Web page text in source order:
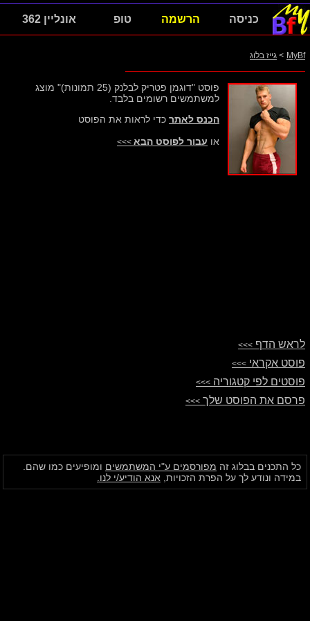
כניסה הרשמה טופ אונליין 362
MyBf
> גייז בלוג
פוסט "דוגמן פטריק לבלנק (25 תמונות)" מוצג
למשתמשים רשומים בלבד.
הכנס לאתר כדי לראות את הפוסט
או עבור לפוסט הבא >>>
לראש הדף >>>
פוסט אקראי >>>
פוסטים לפי קטגוריה >>>
פרסם את הפוסט שלך >>>
כל התכנים בבלוג זה מפורסמים ע"י המשתמשים ומופיעים כמו שהם.
במידה ונודע לך על הפרת הזכויות, אנא הודיע/י לנו.